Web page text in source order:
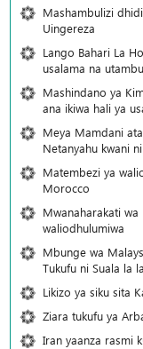
Mashambulizi
Uingereza
Lango Bahari La
usalama na
Mashindano ya
ana ikiwa hali ya
Meya Mamdani
Netanyahu kwani
Matembezi ya
Morocco
Mwanaharakati wa
waliodhulumiwa
Mbunge wa
Tukufu ni Suala la
Likizo ya siku sita
Ziara tukufu ya
Iran yaanza rasmi